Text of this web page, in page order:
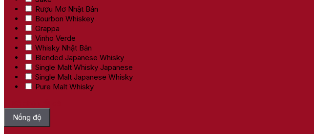
Rượu Mơ Nhật Bản
Bourbon Whiskey
Grappa
Vinho Verde
Whisky Nhật Bản
Blended Japanese Whisky
Single Malt Whisky Japanese
Single Malt Japanese Whisky
Pure Malt Whisky
Nồng độ